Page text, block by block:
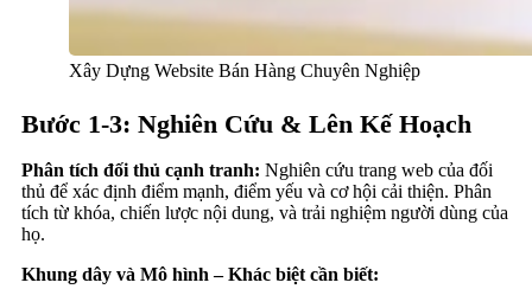
Xây Dựng Website Bán Hàng Chuyên Nghiệp
Bước 1-3: Nghiên Cứu & Lên Kế Hoạch
Phân tích đối thủ cạnh tranh: Nghiên cứu trang web của đối
thủ để xác định điểm mạnh, điểm yếu và cơ hội cải thiện. Phân
tích từ khóa, chiến lược nội dung, và trải nghiệm người dùng của
họ.
Khung dây và Mô hình – Khác biệt cần biết: